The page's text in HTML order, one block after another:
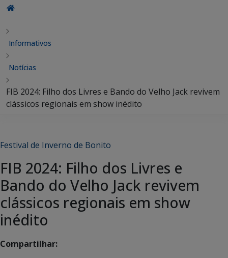
Informativos
Notícias
FIB 2024: Filho dos Livres e Bando do Velho Jack revivem
clássicos regionais em show inédito
Festival de Inverno de Bonito
FIB 2024: Filho dos Livres e
Bando do Velho Jack revivem
clássicos regionais em show
inédito
Compartilhar: